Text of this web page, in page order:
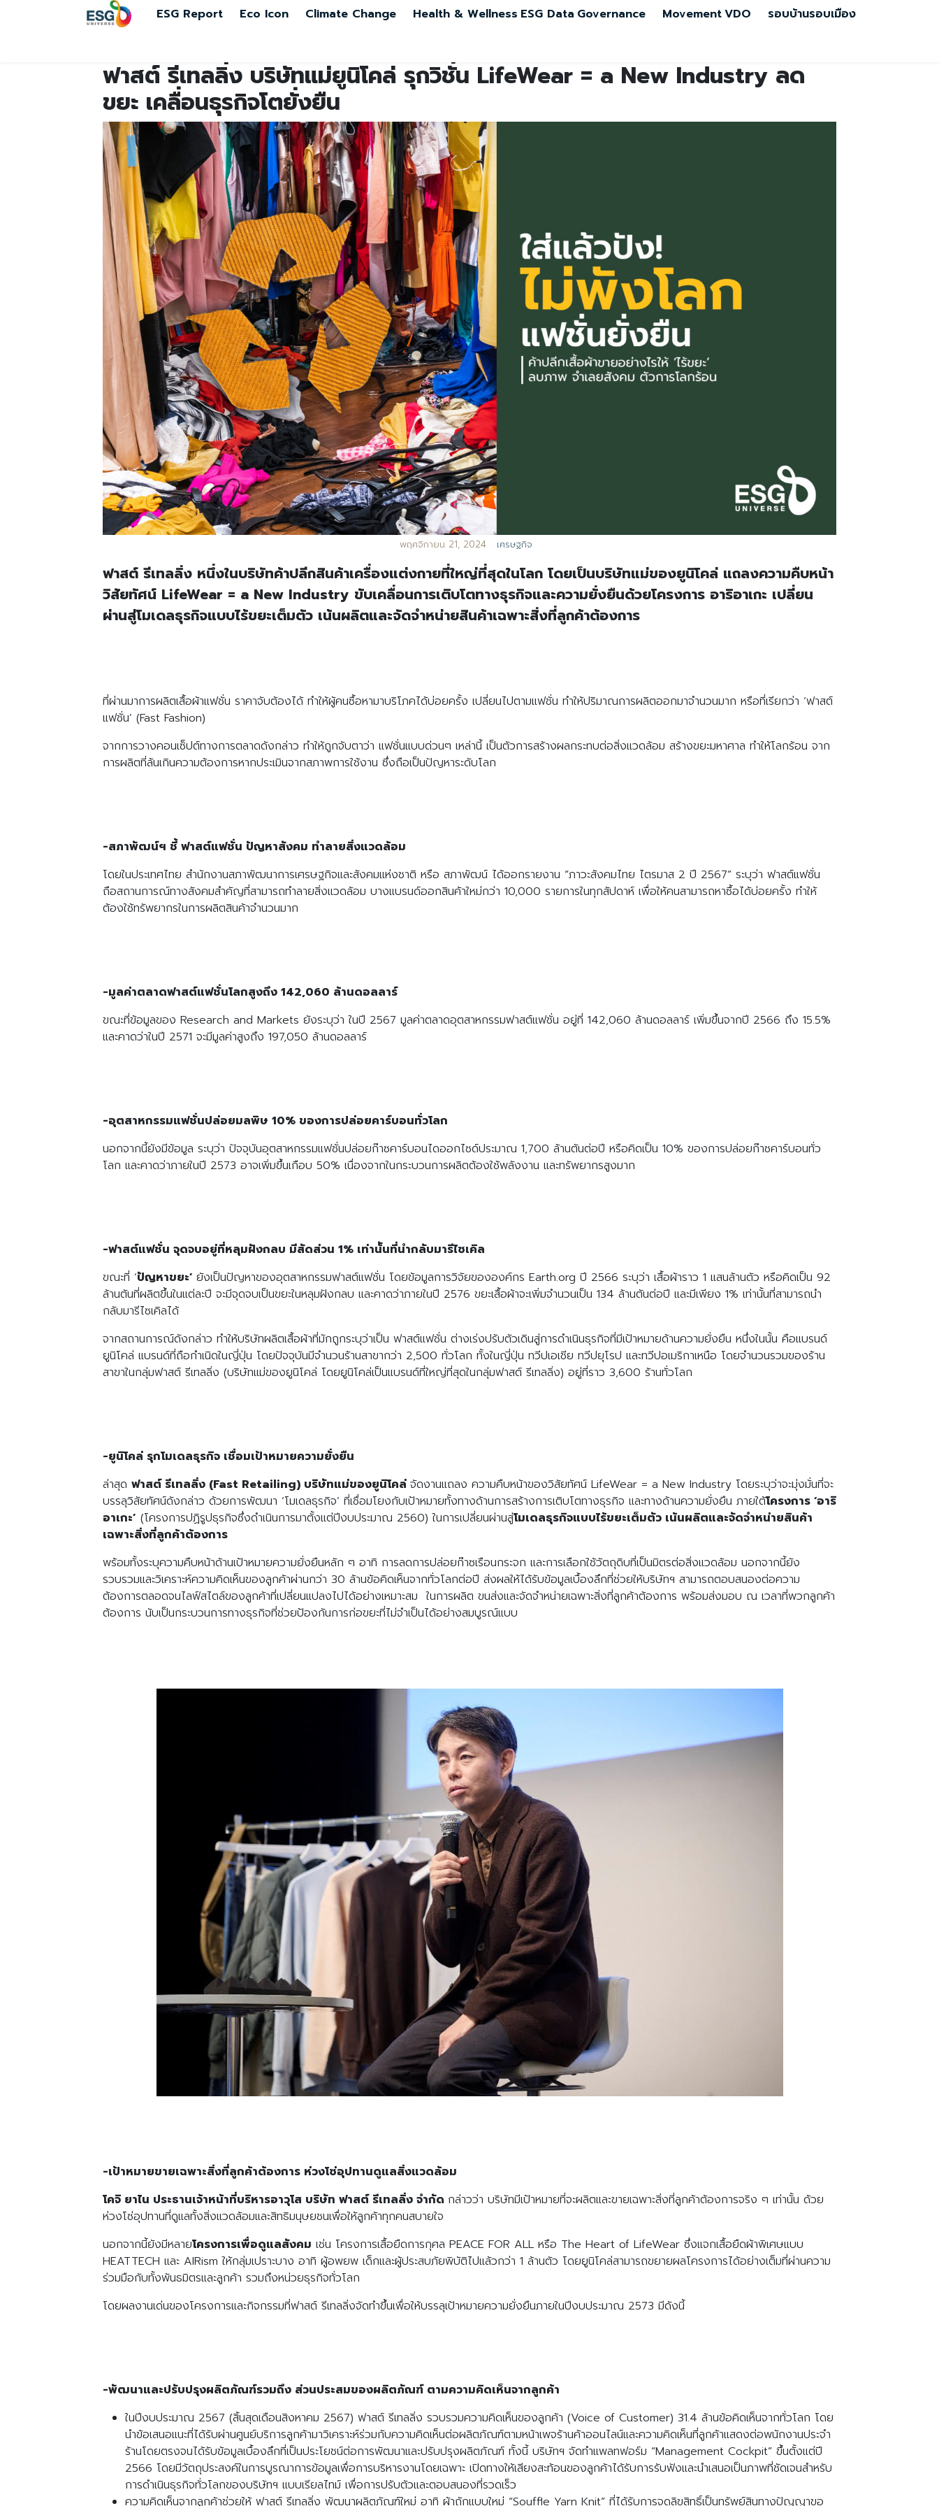
ESG Report Eco Icon Climate Change Health & Wellness ESG Data Governance MovementVDO รอบบ้านรอบเมือง
Search
for: Search
ฟาสต์ รีเทลลิ่ง บริษัทแม่ยูนิโคล่ รุกวิชั่น LifeWear = a New Industry ลด
ขยะ เคลื่อนธุรกิจโตยั่งยืน
พฤศจิกายน 21, 2024 เศรษฐกิจ
ฟาสต์ รีเทลลิ่ง หนึ่งในบริษัทค้าปลีกสินค้าเครื่องแต่งกายที่ใหญ่ที่สุดในโลก โดยเป็นบริษัทแม่ของยูนิโคล่ แถลงความคืบหน้า
วิสัยทัศน์ LifeWear = a New Industry ขับเคลื่อนการเติบโตทางธุรกิจและความยั่งยืนด้วยโครงการ อาริอาเกะ เปลี่ยน
ผ่านสู่โมเดลธุรกิจแบบไร้ขยะเต็มตัว เน้นผลิตและจัดจำหน่ายสินค้าเฉพาะสิ่งที่ลูกค้าต้องการ
ที่ผ่านมาการผลิตเสื้อผ้าแฟชั่น ราคาจับต้องได้ ทำให้ผู้คนซื้อหามาบริโภคได้บ่อยครั้ง เปลี่ยนไปตามแฟชั่น ทำให้ปริมาณการผลิตออกมาจำนวนมาก หรือที่เรียกว่า ‘ฟาสต์
แฟชั่น’ (Fast Fashion)
จากการวางคอนเซ็ปต์ทางการตลาดดังกล่าว ทำให้ถูกจับตาว่า แฟชั่นแบบด่วนๆ เหล่านี้ เป็นตัวการสร้างผลกระทบต่อสิ่งแวดล้อม สร้างขยะมหาศาล ทำให้โลกร้อน จาก
การผลิตที่ล้นเกินความต้องการหากประเมินจากสภาพการใช้งาน ซึ่งถือเป็นปัญหาระดับโลก
-สภาพัฒน์ฯ ชี้ ฟาสต์แฟชั่น ปัญหาสังคม ทำลายสิ่งแวดล้อม
โดยในประเทศไทย สำนักงานสภาพัฒนาการเศรษฐกิจและสังคมแห่งชาติ หรือ สภาพัฒน์ ได้ออกรายงาน “ภาวะสังคมไทย ไตรมาส 2 ปี 2567” ระบุว่า ฟาสต์แฟชั่น
ถือสถานการณ์ทางสังคมสำคัญที่สามารถทำลายสิ่งแวดล้อม บางแบรนด์ออกสินค้าใหม่กว่า 10,000 รายการในทุกสัปดาห์ เพื่อให้คนสามารถหาซื้อได้บ่อยครั้ง ทำให้
ต้องใช้ทรัพยากรในการผลิตสินค้าจำนวนมาก
-มูลค่าตลาดฟาสต์แฟชั่นโลกสูงถึง 142,060 ล้านดอลลาร์
ขณะที่ข้อมูลของ Research and Markets ยังระบุว่า ในปี 2567 มูลค่าตลาดอุตสาหกรรมฟาสต์แฟชั่น อยู่ที่ 142,060 ล้านดอลลาร์ เพิ่มขึ้นจากปี 2566 ถึง 15.5%
และคาดว่าในปี 2571 จะมีมูลค่าสูงถึง 197,050 ล้านดอลลาร์
-อุตสาหกรรมแฟชั่นปล่อยมลพิษ 10% ของการปล่อยคาร์บอนทั่วโลก
นอกจากนี้ยังมีข้อมูล ระบุว่า ปัจจุบันอุตสาหกรรมแฟชั่นปล่อยก๊าซคาร์บอนไดออกไซด์ประมาณ 1,700 ล้านตันต่อปี หรือคิดเป็น 10% ของการปล่อยก๊าซคาร์บอนทั่ว
โลก และคาดว่าภายในปี 2573 อาจเพิ่มขึ้นเกือบ 50% เนื่องจากในกระบวนการผลิตต้องใช้พลังงาน และทรัพยากรสูงมาก
-ฟาสต์แฟชั่น จุดจบอยู่ที่หลุมฝังกลบ มีสัดส่วน 1% เท่าน้ันที่นำกลับมารีไซเคิล
ขณะที่ ‘ปัญหาขยะ’ ยังเป็นปัญหาของอุตสาหกรรมฟาสต์แฟชั่น โดยข้อมูลการวิจัยขององค์กร Earth.org ปี 2566 ระบุว่า เสื้อผ้าราว 1 แสนล้านตัว หรือคิดเป็น 92
ล้านตันที่ผลิตขึ้นในแต่ละปี จะมีจุดจบเป็นขยะในหลุมฝังกลบ และคาดว่าภายในปี 2576 ขยะเสื้อผ้าจะเพิ่มจำนวนเป็น 134 ล้านตันต่อปี และมีเพียง 1% เท่านั้นที่สามารถนำ
กลับมารีไซเคิลได้
จากสถานการณ์ดังกล่าว ทำให้บริษัทผลิตเสื้อผ้าที่มักถูกระบุว่าเป็น ฟาสต์แฟชั่น ต่างเร่งปรับตัวเดินสู่การดำเนินธุรกิจที่มีเป้าหมายด้านความยั่งยืน หนึ่งในนั้น คือแบรนด์
ยูนิโคล่ แบรนด์ที่ถือกำเนิดในญี่ปุ่น โดยปัจจุบันมีจำนวนร้านสาขากว่า 2,500 ทั่วโลก ทั้งในญี่ปุ่น ทวีปเอเชีย ทวีปยุโรป และทวีปอเมริกาเหนือ โดยจำนวนรวมของร้าน
สาขาในกลุ่มฟาสต์ รีเทลลิ่ง (บริษัทแม่ของยูนิโคล่ โดยยูนิโคล่เป็นแบรนด์ที่ใหญ่ที่สุดในกลุ่มฟาสต์ รีเทลลิ่ง) อยู่ที่ราว 3,600 ร้านทั่วโลก
-ยูนิโคล่ รุกโมเดลธุรกิจ เชื่อมเป้าหมายความยั่งยืน
ล่าสุด ฟาสต์ รีเทลลิ่ง (Fast Retailing) บริษัทแม่ของยูนิโคล่ จัดงานแถลง ความคืบหน้าของวิสัยทัศน์ LifeWear = a New Industry โดยระบุว่าจะมุ่งมั่นที่จะ
บรรลุวิสัยทัศน์ดังกล่าว ด้วยการพัฒนา ‘โมเดลธุรกิจ’ ที่เชื่อมโยงกับเป้าหมายทั้งทางด้านการสร้างการเติบโตทางธุรกิจ และทางด้านความยั่งยืน ภายใต้โครงการ ‘อาริ
อาเกะ’ (โครงการปฏิรูปธุรกิจซึ่งดำเนินการมาตั้งแต่ปีงบประมาณ 2560) ในการเปลี่ยนผ่านสู่โมเดลธุรกิจแบบไร้ขยะเต็มตัว เน้นผลิตและจัดจำหน่ายสินค้า
เฉพาะสิ่งที่ลูกค้าต้องการ
พร้อมทั้งระบุความคืบหน้าด้านเป้าหมายความยั่งยืนหลัก ๆ อาทิ การลดการปล่อยก๊าซเรือนกระจก และการเลือกใช้วัตถุดิบที่เป็นมิตรต่อสิ่งแวดล้อม นอกจากนี้ยัง
รวบรวมและวิเคราะห์ความคิดเห็นของลูกค้าผ่านกว่า 30 ล้านข้อคิดเห็นจากทั่วโลกต่อปี ส่งผลให้ได้รับข้อมูลเบื้องลึกที่ช่วยให้บริษัทฯ สามารถตอบสนองต่อความ
ต้องการตลอดจนไลฟ์สไตล์ของลูกค้าที่เปลี่ยนแปลงไปได้อย่างเหมาะสม ในการผลิต ขนส่งและจัดจำหน่ายเฉพาะสิ่งที่ลูกค้าต้องการ พร้อมส่งมอบ ณ เวลาที่พวกลูกค้า
ต้องการ นับเป็นกระบวนการทางธุรกิจที่ช่วยป้องกันการก่อขยะที่ไม่จำเป็นได้อย่างสมบูรณ์แบบ
-เป้าหมายขายเฉพาะสิ่งที่ลูกค้าต้องการ ห่วงโซ่อุปทานดูแลสิ่งแวดล้อม
โคจิ ยาไน ประธานเจ้าหน้าที่บริหารอาวุโส บริษัท ฟาสต์ รีเทลลิ่ง จำกัด กล่าวว่า บริษัทมีเป้าหมายที่จะผลิตและขายเฉพาะสิ่งที่ลูกค้าต้องการจริง ๆ เท่านั้น ด้วย
ห่วงโซ่อุปทานที่ดูแลทั้งสิ่งแวดล้อมและสิทธิมนุษยชนเพื่อให้ลูกค้าทุกคนสบายใจ
นอกจากนี้ยังมีหลายโครงการเพื่อดูแลสังคม เช่น โครงการเสื้อยืดการกุศล PEACE FOR ALL หรือ The Heart of LifeWear ซึ่งแจกเสื้อยืดผ้าพิเศษแบบ
HEATTECH และ AIRism ให้กลุ่มเปราะบาง อาทิ ผู้อพยพ เด็กและผู้ประสบภัยพิบัติไปแล้วกว่า 1 ล้านตัว โดยยูนิโคล่สามารถขยายผลโครงการได้อย่างเต็มที่ผ่านความ
ร่วมมือกับทั้งพันธมิตรและลูกค้า รวมถึงหน่วยธุรกิจทั่วโลก
โดยผลงานเด่นของโครงการและกิจกรรมที่ฟาสต์ รีเทลลิ่งจัดทำขึ้นเพื่อให้บรรลุเป้าหมายความยั่งยืนภายในปีงบประมาณ 2573 มีดังนี้
-พัฒนาและปรับปรุงผลิตภัณฑ์รวมถึง ส่วนประสมของผลิตภัณฑ์ ตามความคิดเห็นจากลูกค้า
ในปีงบประมาณ 2567 (สิ้นสุดเดือนสิงหาคม 2567) ฟาสต์ รีเทลลิ่ง รวบรวมความคิดเห็นของลูกค้า (Voice of Customer) 31.4 ล้านข้อคิดเห็นจากทั่วโลก โดย
นำข้อเสนอแนะที่ได้รับผ่านศูนย์บริการลูกค้ามาวิเคราะห์ร่วมกับความคิดเห็นต่อผลิตภัณฑ์ตามหน้าเพจร้านค้าออนไลน์และความคิดเห็นที่ลูกค้าแสดงต่อพนักงานประจำ
ร้านโดยตรงจนได้รับข้อมูลเบื้องลึกที่เป็นประโยชน์ต่อการพัฒนาและปรับปรุงผลิตภัณฑ์ ทั้งนี้ บริษัทฯ จัดทำแพลทฟอร์ม “Management Cockpit” ขึ้นตั้งแต่ปี
2566 โดยมีวัตถุประสงค์ในการบูรณาการข้อมูลเพื่อการบริหารงานโดยเฉพาะ เปิดทางให้เสียงสะท้อนของลูกค้าได้รับการรับฟังและนำเสนอเป็นภาพที่ชัดเจนสำหรับ
การดำเนินธุรกิจทั่วโลกของบริษัทฯ แบบเรียลไทม์ เพื่อการปรับตัวและตอบสนองที่รวดเร็ว
ความคิดเห็นจากลูกค้าช่วยให้ ฟาสต์ รีเทลลิ่ง พัฒนาผลิตภัณฑ์ใหม่ อาทิ ผ้าถักแบบใหม่ “Souffle Yarn Knit” ที่ได้รับการจดลิขสิทธิ์เป็นทรัพย์สินทางปัญญาขอ